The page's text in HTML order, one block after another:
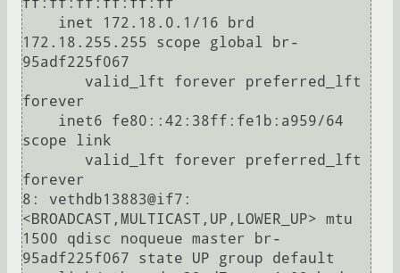
ff:ff:ff:ff:ff:ff
172.18.255.255 scope global br-
95adf225f067
forever
scope link
forever
8: vethdb13883@if7:
<BROADCAST,MULTICAST,UP,LOWER_UP> mtu
1500 qdisc noqueue master br-
95adf225f067 state UP group default